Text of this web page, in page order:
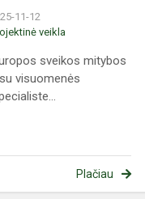
11-12
veikla
sveikos mitybos
visuomenės
Plačiau